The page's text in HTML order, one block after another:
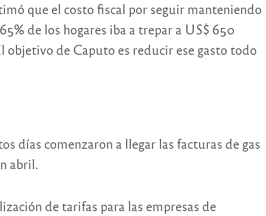
que el costo fiscal por seguir manteniendo
de los hogares iba a trepar a US$ 650
de Caputo es reducir ese gasto todo
días comenzaron a llegar las facturas de gas
abril.
de tarifas para las empresas de